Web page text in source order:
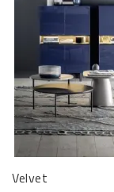
Velvet